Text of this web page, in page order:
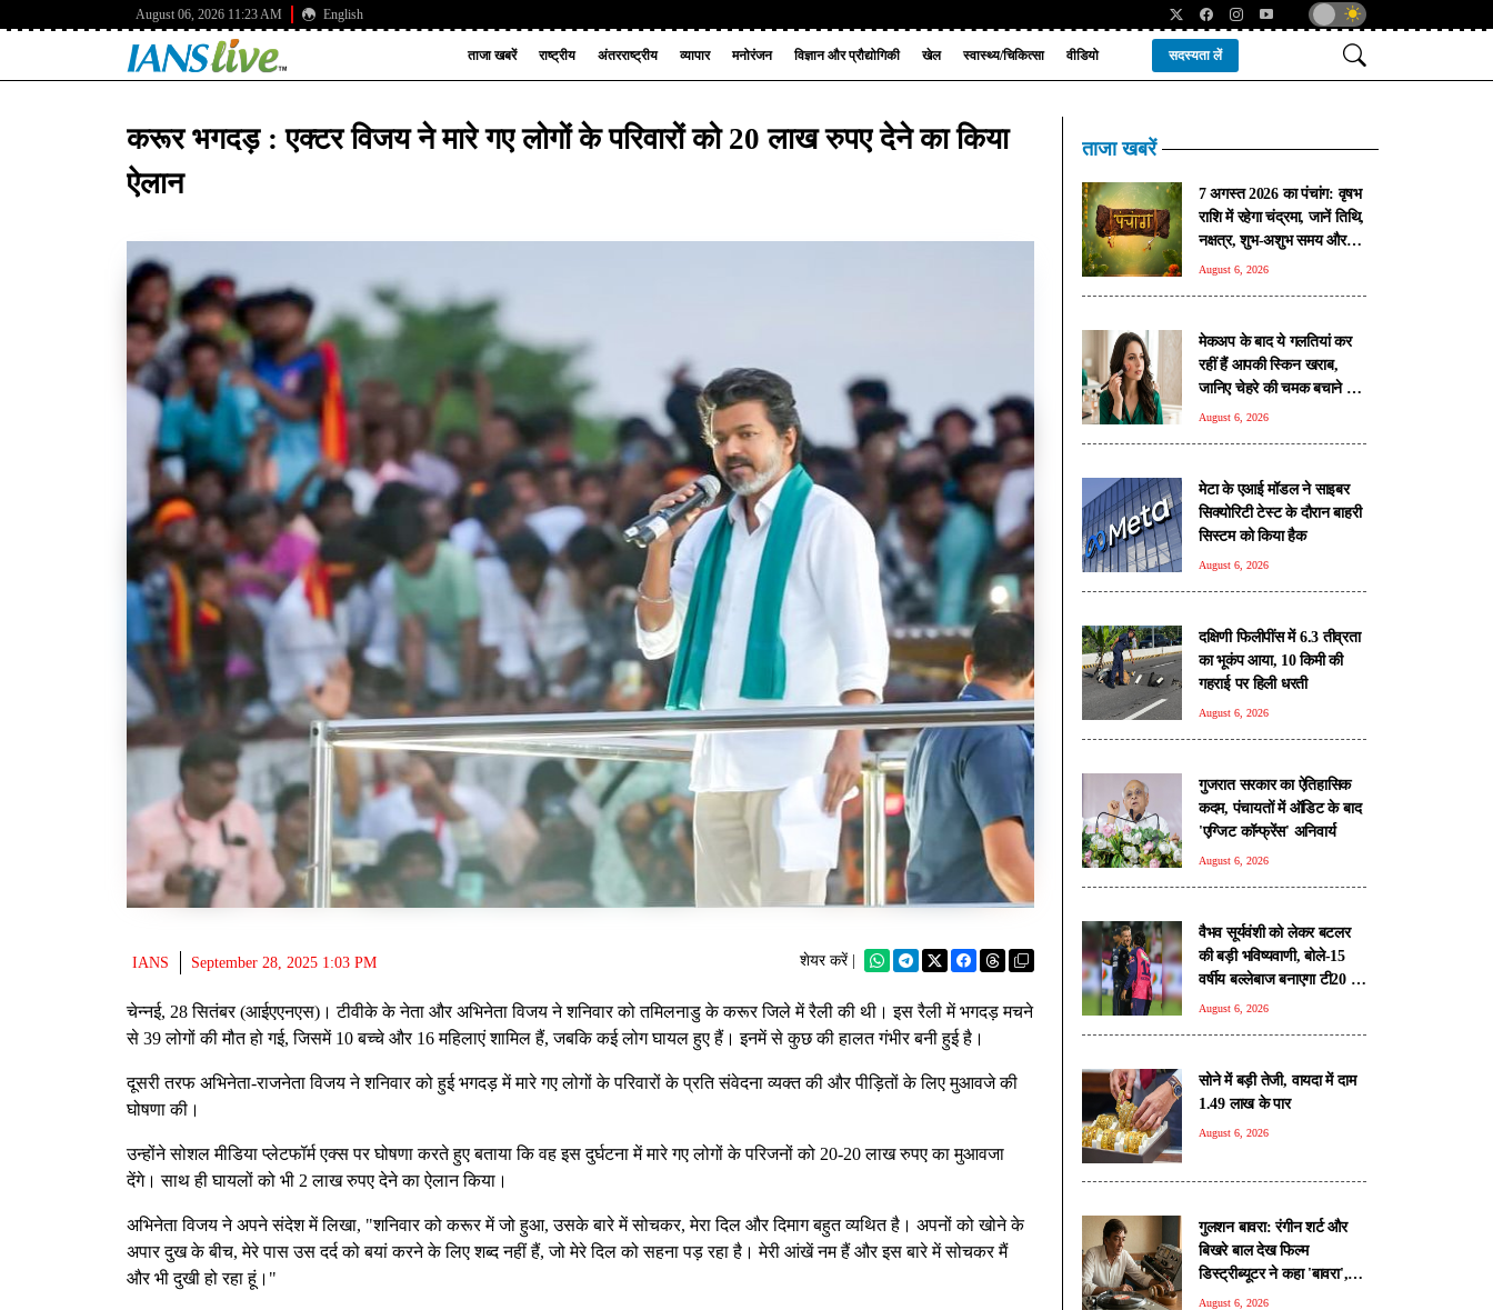
August 06, 2026 11:23 AM English
ताजा खबरें राष्ट्रीय अंतरराष्ट्रीय व्यापार मनोरंजन विज्ञान और प्रौद्योगिकी खेल स्वास्थ्य/चिकित्सा वीडियो सदस्यता लें
करूर भगदड़ : एक्टर विजय ने मारे गए लोगों के परिवारों को 20 लाख रुपए देने का किया
ऐलान
IANS September 28, 2025 1:03 PM शेयर करें |
चेन्नई, 28 सितंबर (आईएएनएस)। टीवीके के नेता और अभिनेता विजय ने शनिवार को तमिलनाडु के करूर जिले में रैली की थी। इस रैली में भगदड़ मचने
से 39 लोगों की मौत हो गई, जिसमें 10 बच्चे और 16 महिलाएं शामिल हैं, जबकि कई लोग घायल हुए हैं। इनमें से कुछ की हालत गंभीर बनी हुई है।
दूसरी तरफ अभिनेता-राजनेता विजय ने शनिवार को हुई भगदड़ में मारे गए लोगों के परिवारों के प्रति संवेदना व्यक्त की और पीड़ितों के लिए मुआवजे की
घोषणा की।
उन्होंने सोशल मीडिया प्लेटफॉर्म एक्स पर घोषणा करते हुए बताया कि वह इस दुर्घटना में मारे गए लोगों के परिजनों को 20-20 लाख रुपए का मुआवजा
देंगे। साथ ही घायलों को भी 2 लाख रुपए देने का ऐलान किया।
अभिनेता विजय ने अपने संदेश में लिखा, "शनिवार को करूर में जो हुआ, उसके बारे में सोचकर, मेरा दिल और दिमाग बहुत व्यथित है। अपनों को खोने के
अपार दुख के बीच, मेरे पास उस दर्द को बयां करने के लिए शब्द नहीं हैं, जो मेरे दिल को सहना पड़ रहा है। मेरी आंखें नम हैं और इस बारे में सोचकर मैं
और भी दुखी हो रहा हूं।"
ताजा खबरें
7 अगस्त 2026 का पंचांग: वृषभ
राशि में रहेगा चंद्रमा, जानें तिथि,
नक्षत्र, शुभ-अशुभ समय और
खास योग
August 6, 2026
मेकअप के बाद ये गलतियां कर
रहीं हैं आपकी स्किन खराब,
जानिए चेहरे की चमक बचाने का
सही तरीका
August 6, 2026
मेटा के एआई मॉडल ने साइबर
सिक्योरिटी टेस्ट के दौरान बाहरी
सिस्टम को किया हैक
August 6, 2026
दक्षिणी फिलीपींस में 6.3 तीव्रता
का भूकंप आया, 10 किमी की
गहराई पर हिली धरती
August 6, 2026
गुजरात सरकार का ऐतिहासिक
कदम, पंचायतों में ऑडिट के बाद
'एग्जिट कॉन्फ्रेंस' अनिवार्य
August 6, 2026
वैभव सूर्यवंशी को लेकर बटलर
की बड़ी भविष्यवाणी, बोले-15
वर्षीय बल्लेबाज बनाएगा टी20 में
वर्ल्ड रिकॉर्ड
August 6, 2026
सोने में बड़ी तेजी, वायदा में दाम
1.49 लाख के पार
August 6, 2026
गुलशन बावरा: रंगीन शर्ट और
बिखरे बाल देख फिल्म
डिस्ट्रीब्यूटर ने कहा 'बावरा',
ऐसे बने हिंदी सिनेमा के दिग्गज
August 6, 2026